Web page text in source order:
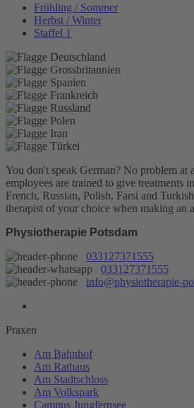
Frühling / Sommer
Herbst / Winter
Staffel 1
You don't speak German? No problem at
employees are trained to give treatments
French, Russian, Polish, Farsi and
therapist of your choice when making an
Physiotherapie Potsdam
033127371555
033127371555
info@physiotherapie-
Praxen
Am Bahnhof
Am Rathaus
Am Stadtschloss
Am Volkspark
Campus Jungfernsee